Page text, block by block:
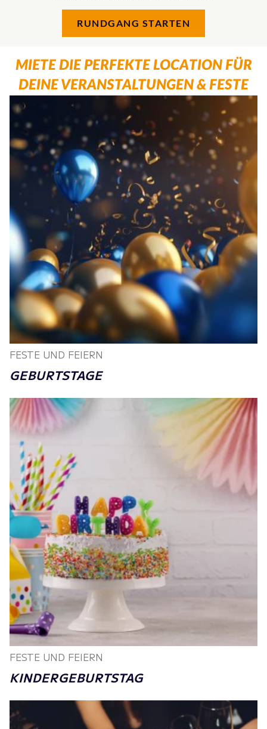
RUNDGANG STARTEN
MIETE DIE PERFEKTE LOCATION FÜR
DEINE VERANSTALTUNGEN & FESTE
FESTE UND FEIERN
GEBURTSTAGE
FESTE UND FEIERN
KINDERGEBURTSTAG